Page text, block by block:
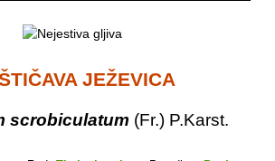
JEŽEVICA
scrobiculatum (Fr.) P.Karst.